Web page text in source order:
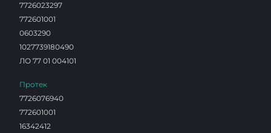
7726023297
772601001
0603290
1027739180490
ЛО 77 01 004101
Протек
7726076940
772601001
16342412